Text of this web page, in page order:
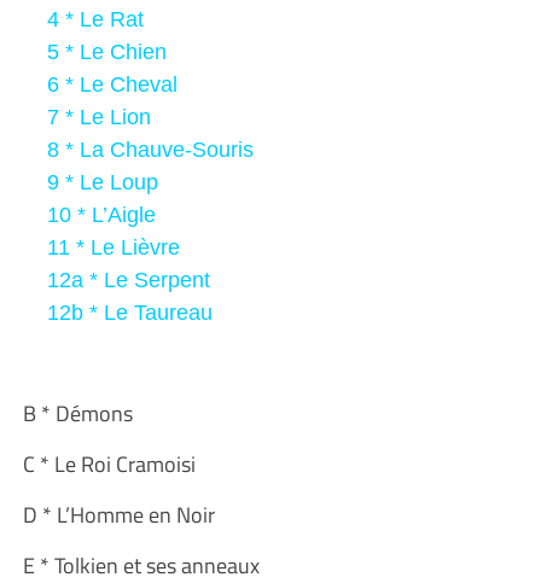
4 * Le Rat
5 * Le Chien
6 * Le Cheval
7 * Le Lion
8 * La Chauve-Souris
9 * Le Loup
10 * L’Aigle
11 * Le Lièvre
12a * Le Serpent
12b * Le Taureau
B * Démons
C * Le Roi Cramoisi
D * L’Homme en Noir
E *Tolkien et ses anneaux